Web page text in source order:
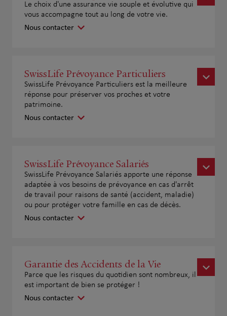
Le choix d'une assurance vie souple et évolutive qui
vous accompagne tout au long de votre vie.
Nous contacter
SwissLife Prévoyance Particuliers
SwissLife Prévoyance Particuliers est la meilleure
réponse pour préserver vos proches et votre
patrimoine.
Nous contacter
SwissLife Prévoyance Salariés
SwissLife Prévoyance Salariés apporte une réponse
adaptée à vos besoins de prévoyance en cas d'arrêt
de travail pour raisons de santé (accident, maladie)
ou pour protéger votre famille en cas de décès.
Nous contacter
Garantie des Accidents de la Vie
Parce que les risques du quotidien sont nombreux, il
est important de bien se protéger !
Nous contacter